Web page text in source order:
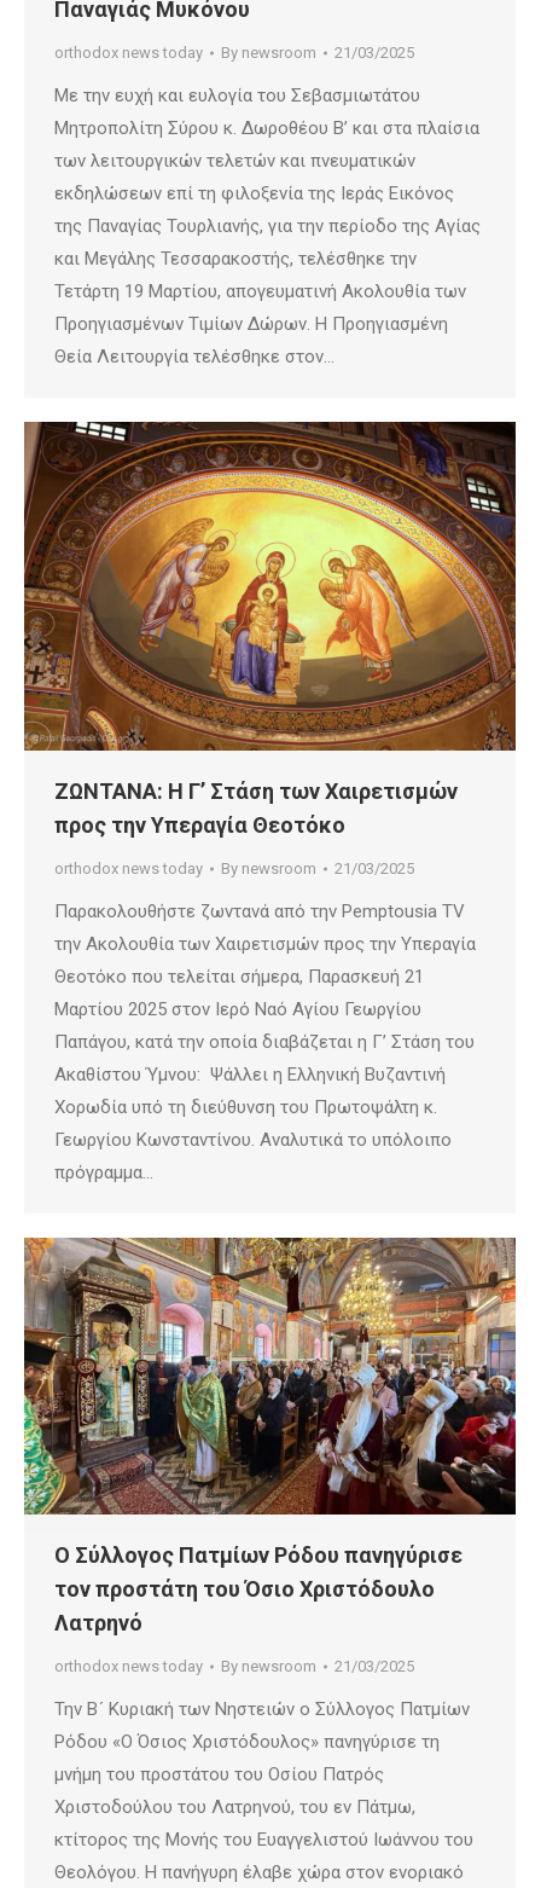
Παναγιάς Μυκόνου
orthodox news today By newsroom 21/03/2025
Με την ευχή και ευλογία του Σεβασμιωτάτου
Μητροπολίτη Σύρου κ. Δωροθέου Β’ και στα πλαίσια
των λειτουργικών τελετών και πνευματικών
εκδηλώσεων επί τη φιλοξενία της Ιεράς Εικόνος
της Παναγίας Τουρλιανής, για την περίοδο της Αγίας
και Μεγάλης Τεσσαρακοστής, τελέσθηκε την
Τετάρτη 19 Μαρτίου, απογευματινή Ακολουθία των
Προηγιασμένων Τιμίων Δώρων. Η Προηγιασμένη
Θεία Λειτουργία τελέσθηκε στον…
ΖΩΝΤΑΝΑ: Η Γ’ Στάση των Χαιρετισμών
προς την Υπεραγία Θεοτόκο
orthodox news today By newsroom 21/03/2025
Παρακολουθήστε ζωντανά από την Pemptousia TV
την Ακολουθία των Χαιρετισμών προς την Υπεραγία
Θεοτόκο που τελείται σήμερα, Παρασκευή 21
Μαρτίου 2025 στον Ιερό Ναό Αγίου Γεωργίου
Παπάγου, κατά την οποία διαβάζεται η Γ’ Στάση του
Ακαθίστου Ύμνου: Ψάλλει η Ελληνική Βυζαντινή
Χορωδία υπό τη διεύθυνση του Πρωτοψάλτη κ.
Γεωργίου Κωνσταντίνου. Αναλυτικά το υπόλοιπο
πρόγραμμα…
Ο Σύλλογος Πατμίων Ρόδου πανηγύρισε
τον προστάτη του Όσιο Χριστόδουλο
Λατρηνό
orthodox news today By newsroom 21/03/2025
Την Βʹ Κυριακή των Νηστειών ο Σύλλογος Πατμίων
Ρόδου «Ο Όσιος Χριστόδουλος» πανηγύρισε τη
μνήμη του προστάτου του Οσίου Πατρός
Χριστοδούλου του Λατρηνού, του εν Πάτμω,
κτίτορος της Μονής του Ευαγγελιστού Ιωάννου του
Θεολόγου. Η πανήγυρη έλαβε χώρα στον ενοριακό